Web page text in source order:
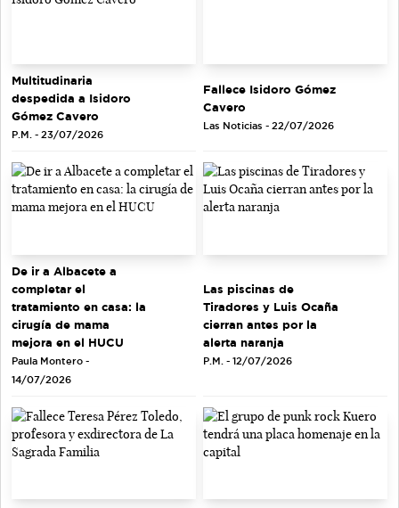
Multitudinaria
despedida a Isidoro
Gómez Cavero
P.M. - 23/07/2026
Fallece Isidoro Gómez
Cavero
Las Noticias - 22/07/2026
De ir a Albacete a
completar el
tratamiento en casa: la
cirugía de mama
mejora en el HUCU
Paula Montero -
14/07/2026
Las piscinas de
Tiradores y Luis Ocaña
cierran antes por la
alerta naranja
P.M. - 12/07/2026